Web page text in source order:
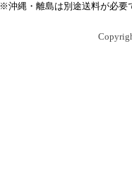
※沖縄・離島は別途送料が必要